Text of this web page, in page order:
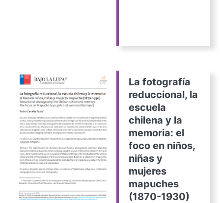
La fotografía
reduccional, la
escuela
chilena y la
memoria: el
foco en niños,
niñas y
mujeres
mapuches
(1870-1930)